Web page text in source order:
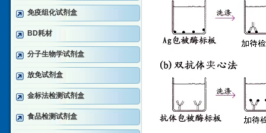
免疫组化试剂盒
BD耗材
分子生物学试剂盒
放免试剂盒
金标法检测试剂盒
食品检测试剂盒